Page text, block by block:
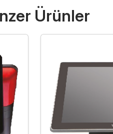
Ürünler